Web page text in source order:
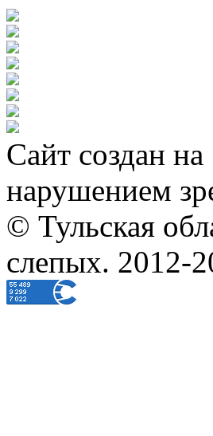
Сайт создан
нарушением
© Тульская
слепых. 2012-